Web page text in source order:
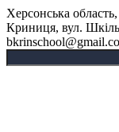
Перейти
до
вмісту
Херсонська
Криниця, вул.